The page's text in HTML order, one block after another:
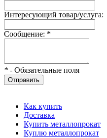
Интересующий товар/услуга:
Сообщение: *
* - Обязательные поля
Отправить
Как купить
Доставка
Купить металлопрокат
Куплю металлопрокат